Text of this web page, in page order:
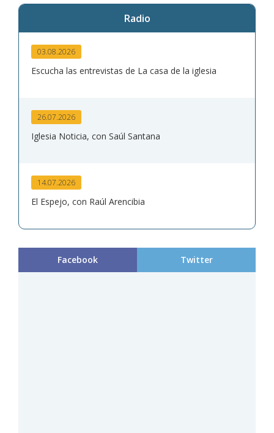
Radio
03.08.2026
Escucha las entrevistas de La casa de la iglesia
26.07.2026
Iglesia Noticia, con Saúl Santana
14.07.2026
El Espejo, con Raúl Arencibia
Facebook Twitter